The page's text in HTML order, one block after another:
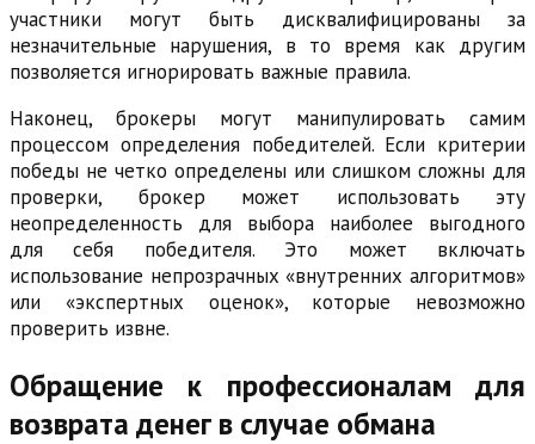
участники могут быть дисквалифицированы за
незначительные нарушения, в то время как другим
позволяется игнорировать важные правила.
Наконец, брокеры могут манипулировать самим
процессом определения победителей. Если критерии
победы не четко определены или слишком сложны для
проверки, брокер может использовать эту
неопределенность для выбора наиболее выгодного
для себя победителя. Это может включать
использование непрозрачных «внутренних алгоритмов»
или «экспертных оценок», которые невозможно
проверить извне.
Обращение к профессионалам для
возврата денег в случае обмана